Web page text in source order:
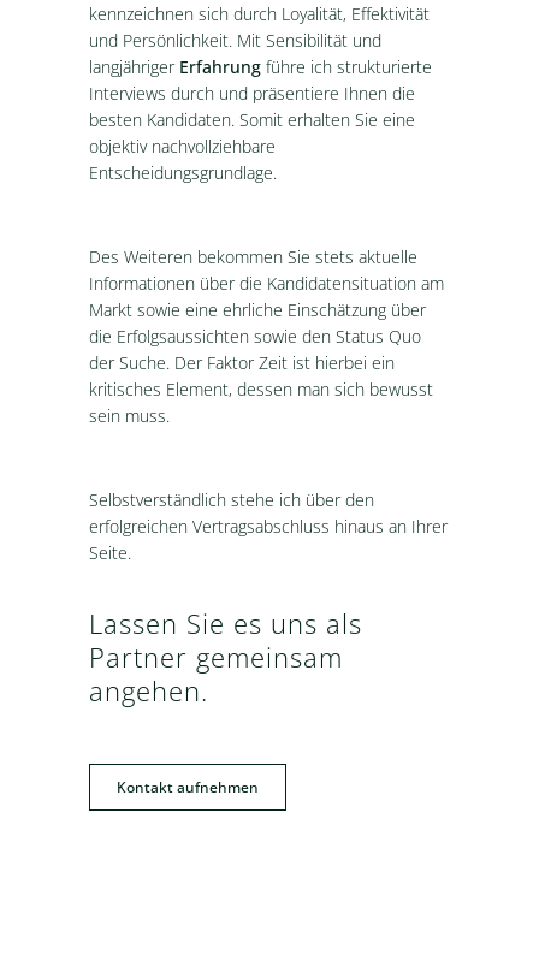
kennzeichnen sich durch Loyalität, Effektivität
und Persönlichkeit. Mit Sensibilität und
langjähriger Erfahrung führe ich strukturierte
Interviews durch und präsentiere Ihnen die
besten Kandidaten. Somit erhalten Sie eine
objektiv nachvollziehbare
Entscheidungsgrundlage.
Des Weiteren bekommen Sie stets aktuelle
Informationen über die Kandidatensituation am
Markt sowie eine ehrliche Einschätzung über
die Erfolgsaussichten sowie den Status Quo
der Suche. Der Faktor Zeit ist hierbei ein
kritisches Element, dessen man sich bewusst
sein muss.
Selbstverständlich stehe ich über den
erfolgreichen Vertragsabschluss hinaus an Ihrer
Seite.
Lassen Sie es uns als
Partner gemeinsam
angehen.
Kontakt aufnehmen